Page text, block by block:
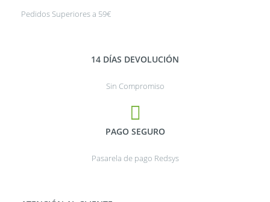
Pedidos Superiores a 59€
14 DÍAS DEVOLUCIÓN
Sin Compromiso
PAGO SEGURO
Pasarela de pago Redsys